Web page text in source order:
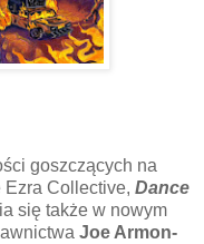
goszczących na
Ezra Collective, Dance
się także w nowym
Joe Armon-